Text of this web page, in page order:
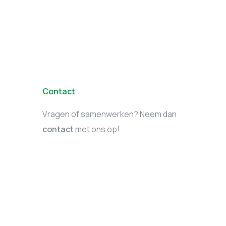
Contact
Vragen of samenwerken? Neem dan
contactmet ons op!